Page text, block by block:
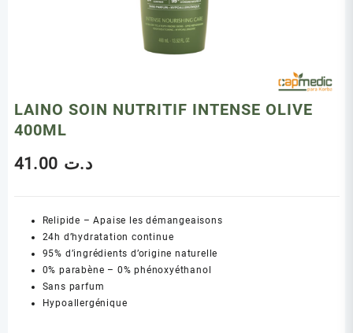
LAINO SOIN NUTRITIF INTENSE OLIVE
400ML
د.ت
Relipide – Apaise les démangeaisons
24h d’hydratation continue
95% d’ingrédients d’origine naturelle
0% parabène – 0% phénoxyéthanol
Sans parfum
Hypoallergénique